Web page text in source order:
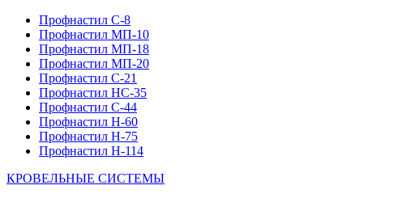
Профнастил С-8
Профнастил МП-10
Профнастил МП-18
Профнастил МП-20
Профнастил С-21
Профнастил НС-35
Профнастил С-44
Профнастил Н-60
Профнастил Н-75
Профнастил Н-114
КРОВЕЛЬНЫЕ СИСТЕМЫ